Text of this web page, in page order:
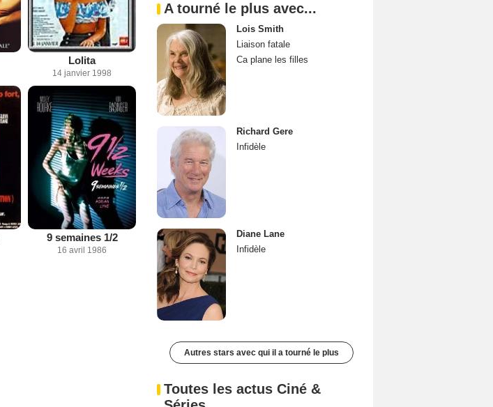
Lolita
14 janvier 1998
9 semaines 1/2
16 avril 1986
A tourné le plus avec...
Lois Smith
Liaison fatale
Ca plane les filles
Richard Gere
Infidèle
Diane Lane
Infidèle
Autres stars avec qui il a tourné le plus
Toutes les actus Ciné &